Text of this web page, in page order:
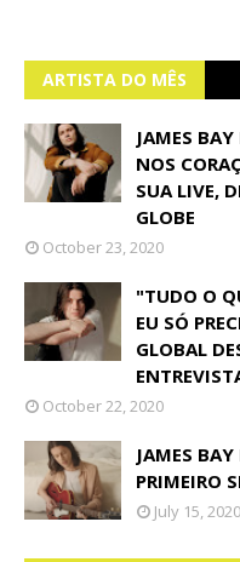
ARTISTA DO MÊS
JAMES
NOS
SUA LIVE,
GLOBE
October 23, 2020
"TUDO O
EU SÓ
GLOBAL
October 22, 2020
JAMES
PRIMEIRO
July 15, 2020